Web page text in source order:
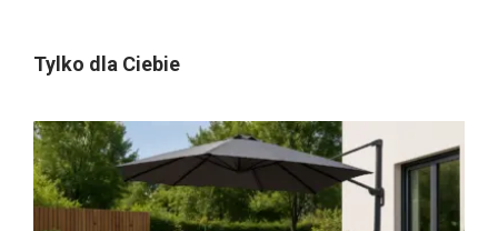
Tylko dla Ciebie